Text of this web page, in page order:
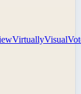
VirtuallyVisual